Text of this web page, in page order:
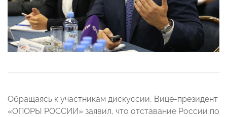
Обращаясь к участникам дискуссии, Вице-президент
«ОПОРЫ РОССИИ» заявил, что отставание России по